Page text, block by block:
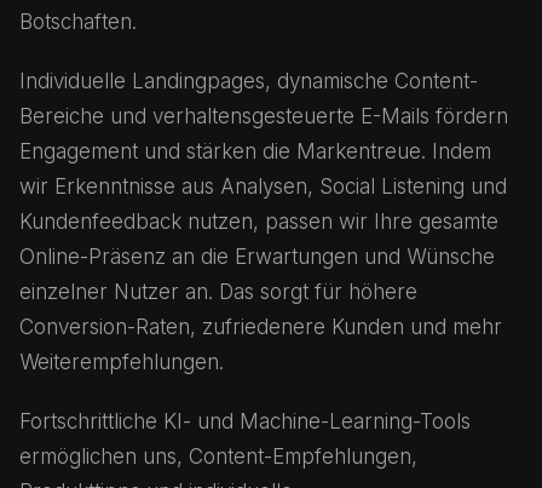
Botschaften.
Individuelle Landingpages, dynamische Content-
Bereiche und verhaltensgesteuerte E-Mails fördern
Engagement und stärken die Markentreue. Indem
wir Erkenntnisse aus Analysen, Social Listening und
Kundenfeedback nutzen, passen wir Ihre gesamte
Online-Präsenz an die Erwartungen und Wünsche
einzelner Nutzer an. Das sorgt für höhere
Conversion-Raten, zufriedenere Kunden und mehr
Weiterempfehlungen.
Fortschrittliche KI- und Machine-Learning-Tools
ermöglichen uns, Content-Empfehlungen,